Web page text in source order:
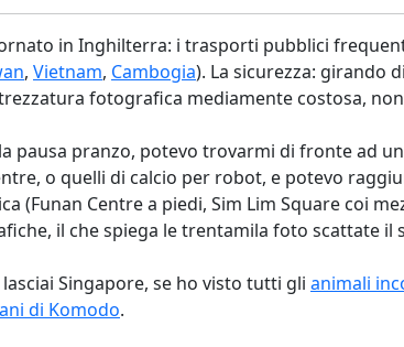
in Inghilterra: i trasporti pubblici
, Vietnam, Cambogia). La sicurezza: girando
fotografica mediamente costosa,
pausa pranzo, potevo trovarmi di fronte ad
o quelli di calcio per robot, e potevo
(Funan Centre a piedi, Sim Lim Square coi
il che spiega le trentamila foto scattate il
Singapore, se ho visto tutti gli animali
di Komodo.